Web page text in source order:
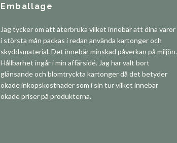
Emballage
Jag tycker om att återbruka vilket innebär att dina varor
i största mån packas i redan använda kartonger och
skyddsmaterial. Det innebär minskad påverkan på miljön.
Hållbarhet ingår i min affärsidé. Jag har valt bort
glänsande och blomtryckta kartonger då det betyder
ökade inköpskostnader som i sin tur vilket innebär
ökade priser på produkterna.